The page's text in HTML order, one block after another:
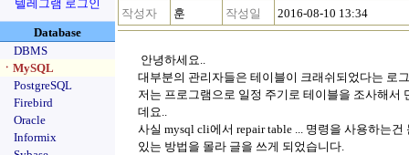
텔레그램 로그인
Database
DBMS
ㆍMySQL
PostgreSQL
Firebird
Oracle
Informix
작성자
훈 작성일 2016-08-10 13:34
안녕하세요..
대부분의 관리자들은 테이블이 크래쉬되었다는 로
저는 프로그램으로 일정 주기로 테이블을 조사해서
데요..
사실 mysql cli에서 repair table ... 명령을 사용하는
있는 방법을 몰라 글을 쓰게 되었습니다.